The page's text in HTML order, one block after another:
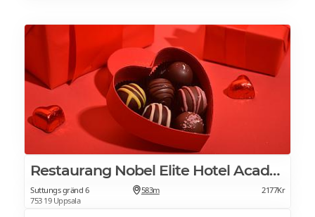
Tunt skivad kalvcarpaccio serverad med
tonfiskdressing, kapris, ruccola och hyvlad
parmesan.
TOMAT- & BASILIKASOPPA MED
VITLÖKSKRUTONGER (V)
Len tomat- och basilikasoppa toppad med
krispiga
färskost med basilika & rosépeppar
Friterad chèvre på salladsbädd, med
skaldjurssalsa, balsamicoreduktion, rädisa
och rödbeta
Hjort med potatisterinn, chips och puré på
palsternacka, bondböna, rårörda lingon,
gräslök och marsalasky
Restaurang Nobel Elite Hotel Academia
Suttungs gränd 6
753 19 Uppsala
583m 2177Kr